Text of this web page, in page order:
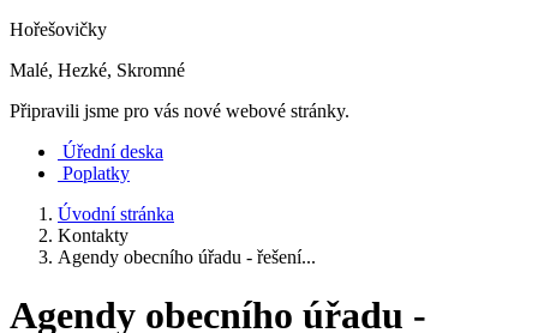
Hořešovičky
Malé, Hezké, Skromné
Připravili jsme pro vás nové webové stránky.
Úřední deska
Poplatky
Úvodní stránka
Kontakty
Agendy obecního úřadu - řešení...
Agendy obecního úřadu -